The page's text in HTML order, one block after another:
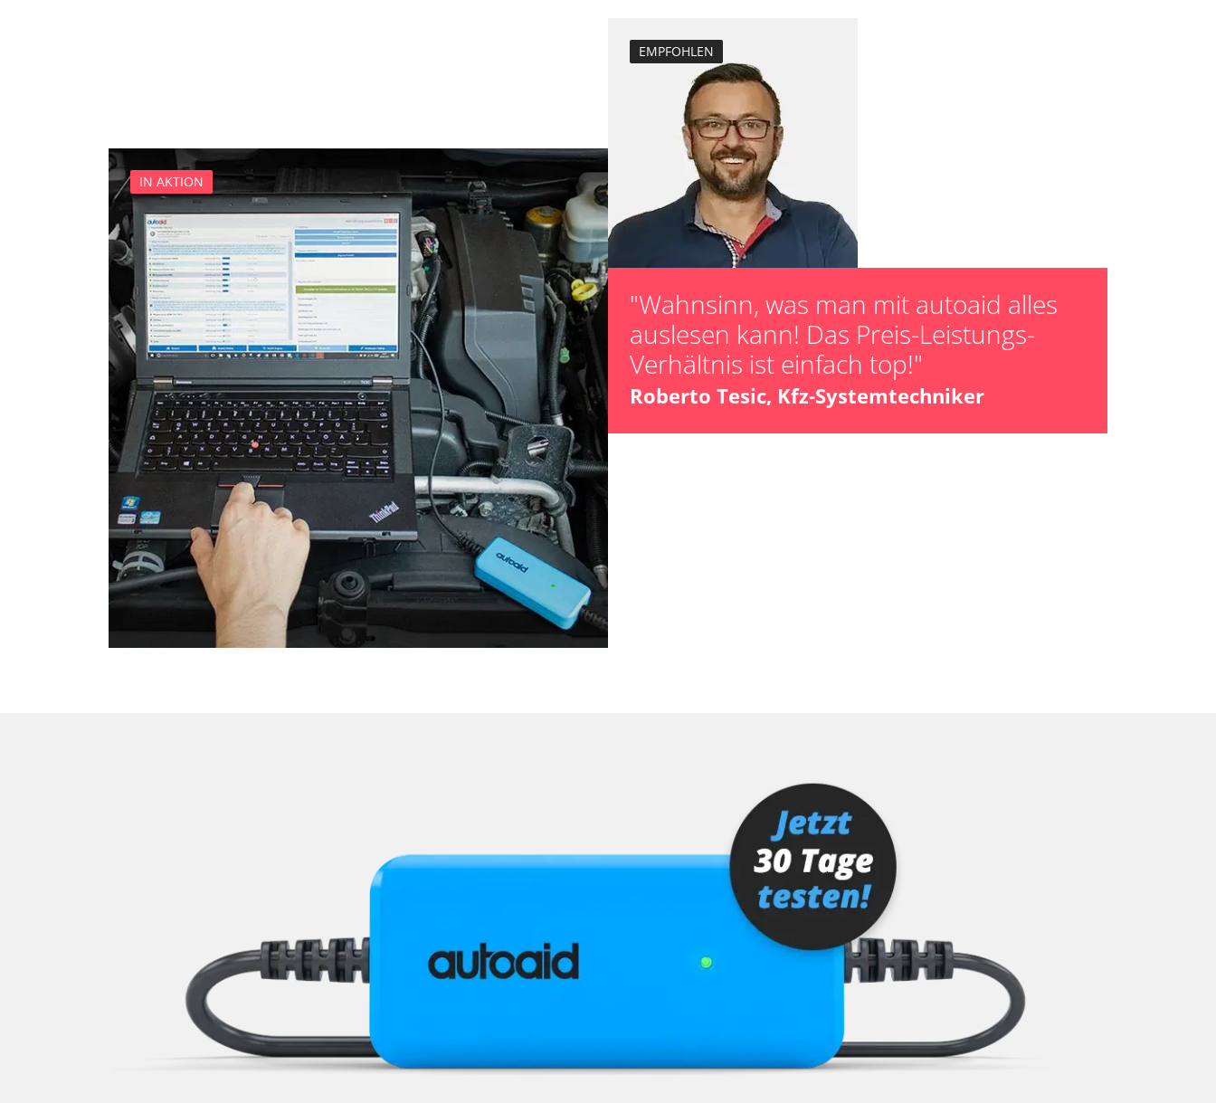
Soundsystem
Zentralelektronik
Zentralelektronik 2
Zentralelektronik vorne Beifahrer
Injektor Adaptionswerte zurücksetzen
Lamdasonde anlernen
Längsbeschleunigungssensor Nullpunkt-
Kalibrierung
Parkbremse in Montageposition fahren
Querbeschleunigungssensor Nullpunkt-
Kalibrierung
Servicerückstellung
Steuergerät Initialisierung
Verfügbarkeit abhängig von Modell, Motorisierung, Ausstattung und Konfiguration
IN AKTION
EMPFOHLEN
"Wahnsinn, was man mit autoaid alles
auslesen kann! Das Preis-Leistungs-
Verhältnis ist einfach top!"
Roberto Tesic, Kfz-Systemtechniker